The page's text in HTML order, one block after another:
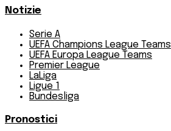
Notizie
Serie A
UEFA Champions League Teams
UEFA Europa League Teams
Premier League
LaLiga
Ligue 1
Bundesliga
Pronostici